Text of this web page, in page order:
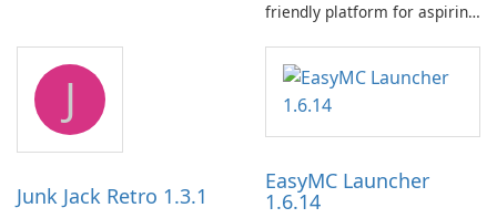
friendly platform for aspiring
imagination to life. With a
wide range of tools and
features, this app allows
users to easily design 3D
captivating animated scenes.
J
Junk Jack Retro 1.3.1
EasyMC Launcher
1.6.14